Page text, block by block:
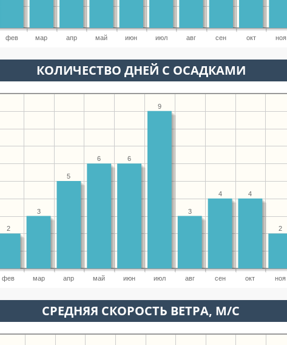
фев мар апр май июн июл авг сен окт ноя
КОЛИЧЕСТВО ДНЕЙ С ОСАДКАМИ
фев мар апр май июн июл авг сен окт ноя
2
4
4
3
9
6
6
5
3
2
СРЕДНЯЯ СКОРОСТЬ ВЕТРА, М/С